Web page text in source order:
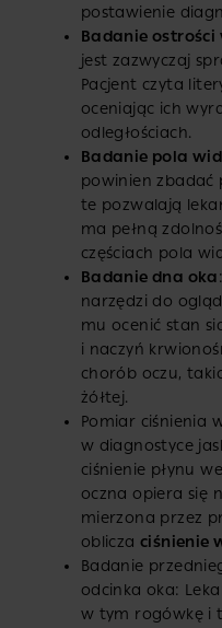
postawienie
Badanie ostrości
jest zazwyczaj
Pacjent czyta
oceniając ich
odległościach.
Badanie pola
powinien zbadać
te pozwalają
ma pełną
częściach pola
Badanie dna oka
narzędzi do
mu ocenić stan
i naczyń
chorób oczu,
żółtej.
Pomiar ciśnienia
w diagnostyce
ciśnienie płynu
oczna opiera się
mierzona przez
oblicza ciśnienie
Badanie
odcinka oka:
w tym rogówkę i